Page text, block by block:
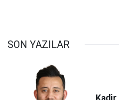
SON YAZILAR
Kadir